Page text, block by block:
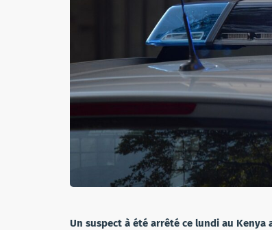
Un suspect à été arrêté ce lundi au Kenya